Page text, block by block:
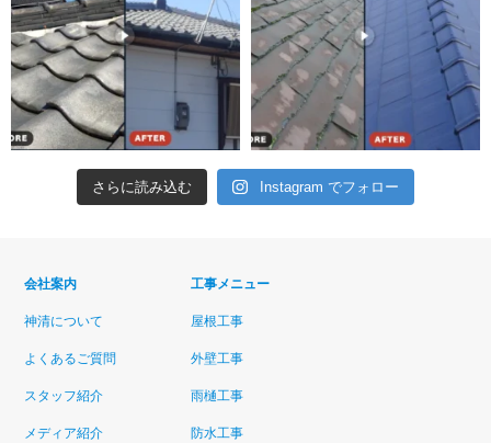
さらに読み込む Instagram でフォロー
会社案内
神清について
よくあるご質問
スタッフ紹介
メディア紹介
工事メニュー
屋根工事
外壁工事
雨樋工事
防水工事